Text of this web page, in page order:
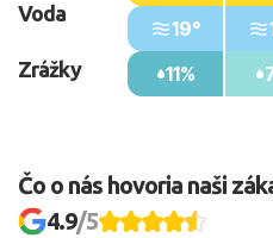
Voda
Zrážky
19°
11%
Čo o nás hovoria naši
4.9/5